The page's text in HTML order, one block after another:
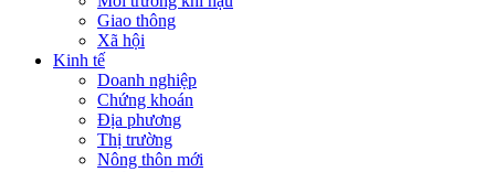
Giao thông
Xã hội
Kinh tế
Doanh nghiệp
Chứng khoán
Địa phương
Thị trường
Nông thôn mới